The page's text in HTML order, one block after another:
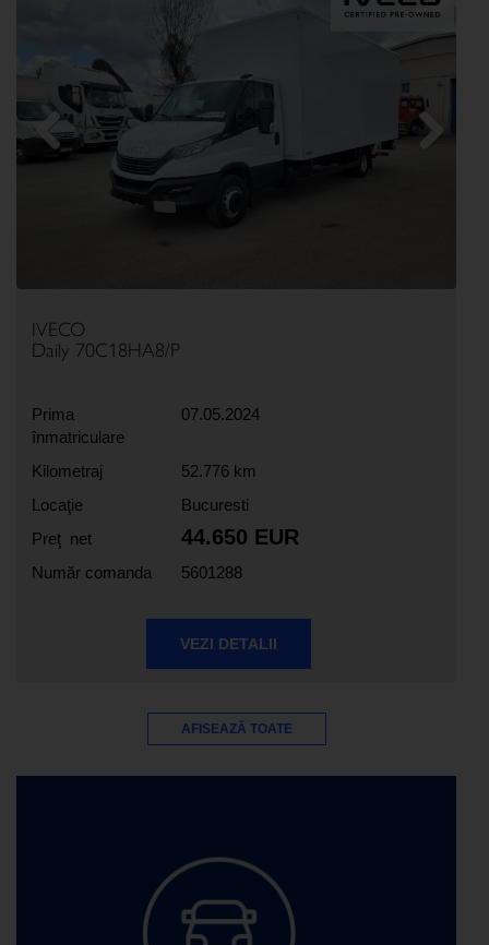
Previous
IVECO
Daily 70C18HA8/P
Prima
înmatriculare
07.05.2024
Kilometraj
52.776 km
Locaţie
Bucuresti
Preţ net
44.650 EUR
Număr comanda 5601288
VEZI DETALII
AFISEAZĂ TOATE